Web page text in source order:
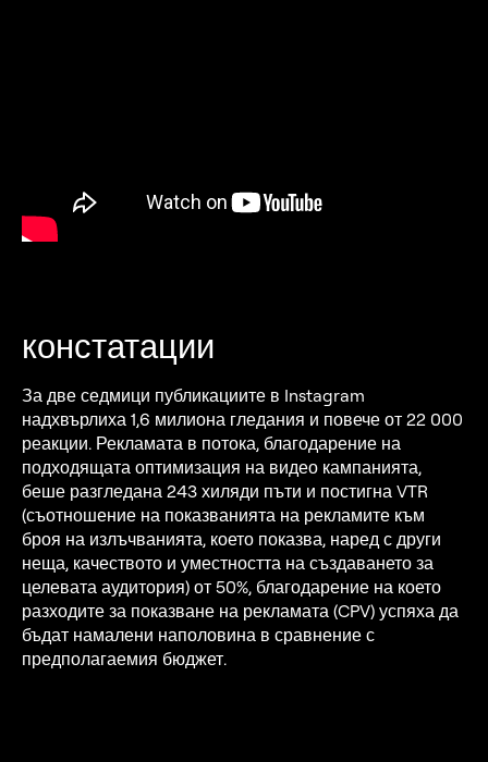
констатации
За две седмици публикациите в Instagram
надхвърлиха 1,6 милиона гледания и повече от 22 000
реакции. Рекламата в потока, благодарение на
подходящата оптимизация на видео кампанията,
беше разгледана 243 хиляди пъти и постигна VTR
(съотношение на показванията на рекламите към
броя на излъчванията, което показва, наред с други
неща, качеството и уместността на създаването за
целевата аудитория) от 50%, благодарение на което
разходите за показване на рекламата (CPV) успяха да
бъдат намалени наполовина в сравнение с
предполагаемия бюджет.